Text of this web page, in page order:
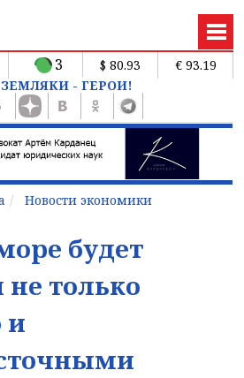
3 $ 80.93
€ 93.19
- ГЕРОИ!
Новости экономики
будет
не только
и